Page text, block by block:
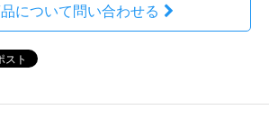
について問い合わせる